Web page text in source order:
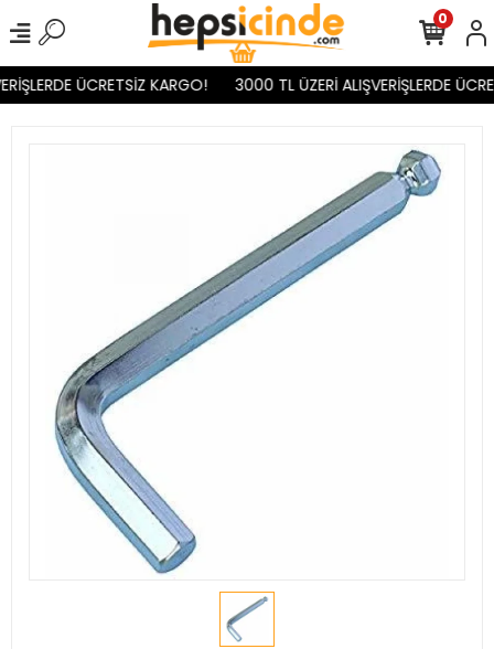
ÜCRETSİZ KARGO! 3000 TL ÜZERİ ALIŞVERİŞLERDE
0